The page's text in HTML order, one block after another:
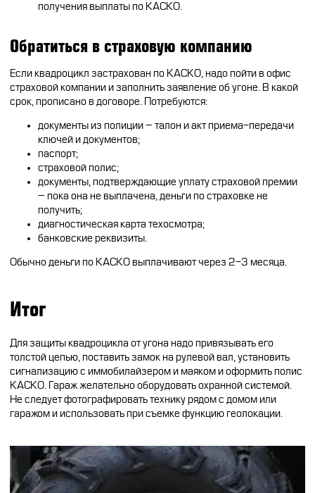
получения выплаты по КАСКО.
Обратиться в страховую компанию
Если квадроцикл застрахован по КАСКО, надо пойти в офис
страховой компании и заполнить заявление об угоне. В какой
срок, прописано в договоре. Потребуются:
документы из полиции – талон и акт приема-передачи
ключей и документов;
паспорт;
страховой полис;
документы, подтверждающие уплату страховой премии
– пока она не выплачена, деньги по страховке не
получить;
диагностическая карта техосмотра;
банковские реквизиты.
Обычно деньги по КАСКО выплачивают через 2-3 месяца.
Итог
Для защиты квадроцикла от угона надо привязывать его
толстой цепью, поставить замок на рулевой вал, установить
сигнализацию с иммобилайзером и маяком и оформить полис
КАСКО. Гараж желательно оборудовать охранной системой.
Не следует фотографировать технику рядом с домом или
гаражом и использовать при съемке функцию геолокации.